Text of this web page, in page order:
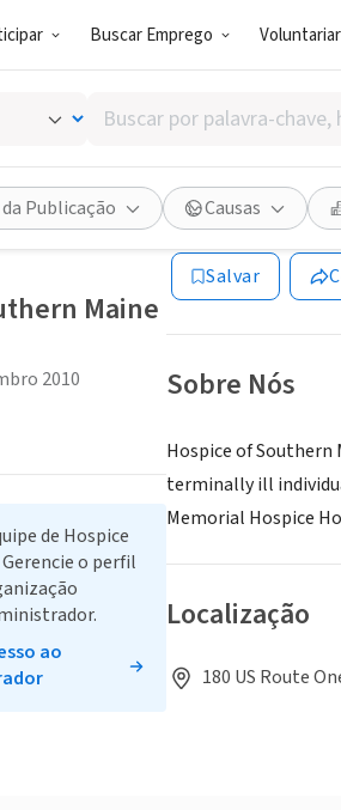
Buscar Emprego Voluntariar
Buscar
por
palavra-
chave,
habilidades
ou
interesses
Publicação Causas
Hospice
Scarborough, ME |
Salvar
Sobre Nós
Hospice of
terminally ill
Memorial Hospice
Localização
180 US Route
Maine
2010
de Hospice
o perfil
ao